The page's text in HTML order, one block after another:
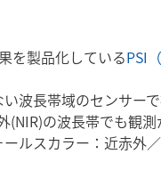
を製品化しているPSI
波長帯域のセンサーで
(NIR)の波長帯でも観
ルスカラー：近赤外／